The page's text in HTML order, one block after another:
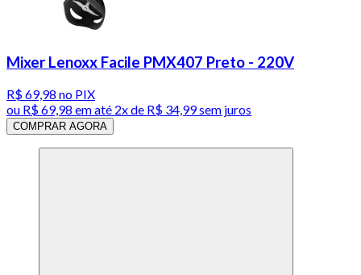
Mixer Lenoxx Facile PMX407 Preto - 220V
R$ 69,98 no PIX
ou R$ 69,98 em até 2x de R$ 34,99 sem juros
COMPRAR AGORA